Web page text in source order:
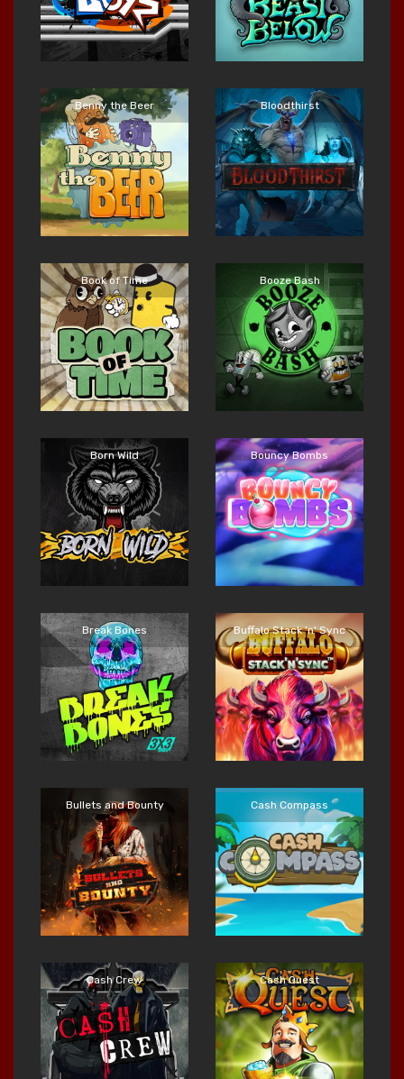
Benny the Beer
Main Sekarang
Bloodthirst
Main Sekarang
Book of Time
Main Sekarang
Booze Bash
Main Sekarang
Born Wild
Main Sekarang
Bouncy Bombs
Main Sekarang
Break Bones
Main Sekarang
Buffalo Stack 'n' Sync
Main Sekarang
Bullets and Bounty
Main Sekarang
Cash Compass
Main Sekarang
Cash Crew
Main Sekarang
Cash Quest
Main Sekarang